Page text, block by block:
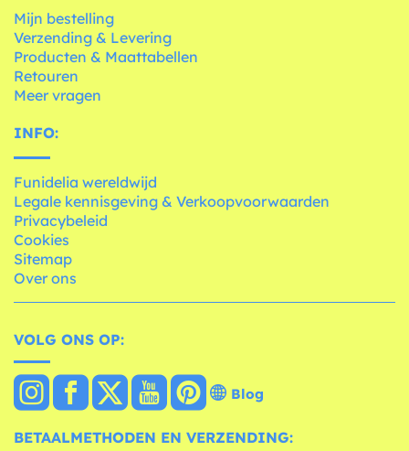
Mijn bestelling
Verzending & Levering
Producten & Maattabellen
Retouren
Meer vragen
INFO:
Funidelia wereldwijd
Legale kennisgeving & Verkoopvoorwaarden
Privacybeleid
Cookies
Sitemap
Over ons
VOLG ONS OP:
Blog
BETAALMETHODEN EN VERZENDING: